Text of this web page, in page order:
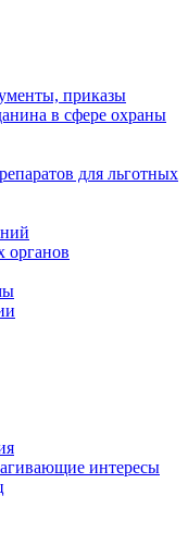
приказы
в сфере охраны
для льготных
органов
интересы